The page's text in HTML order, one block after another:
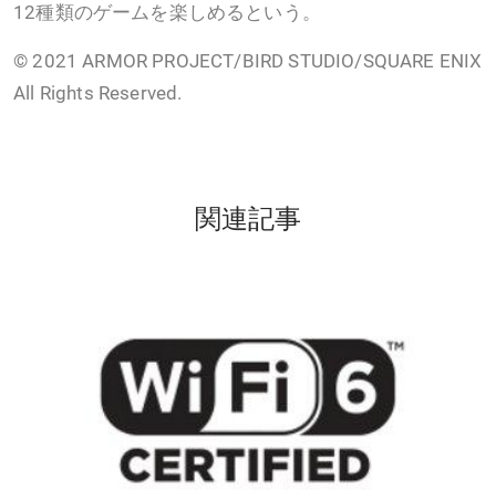
12種類のゲームを楽しめるという。
© 2021 ARMOR PROJECT/BIRD STUDIO/SQUARE ENIX
All Rights Reserved.
関連記事